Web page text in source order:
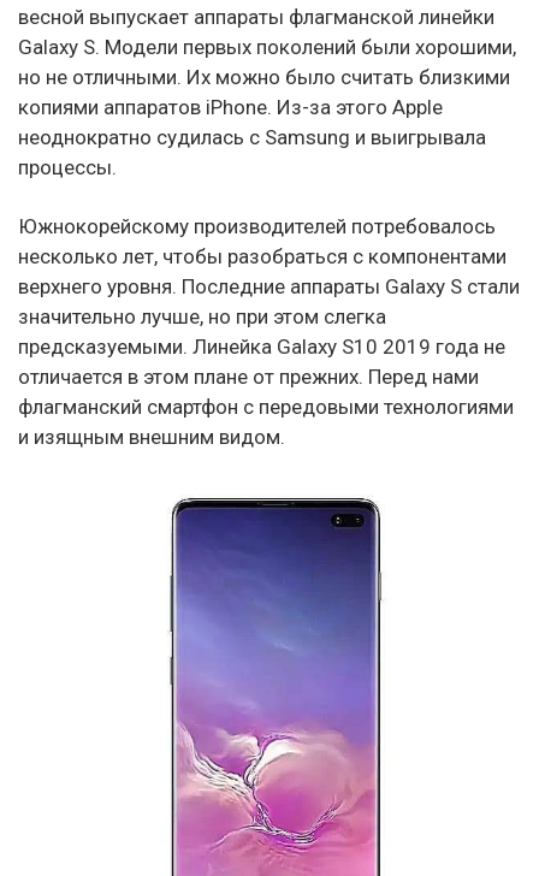
весной выпускает аппараты флагманской линейки
Galaxy S. Модели первых поколений были хорошими,
но не отличными. Их можно было считать близкими
копиями аппаратов iPhone. Из-за этого Apple
неоднократно судилась с Samsung и выигрывала
процессы.
Южнокорейскому производителей потребовалось
несколько лет, чтобы разобраться с компонентами
верхнего уровня. Последние аппараты Galaxy S стали
значительно лучше, но при этом слегка
предсказуемыми. Линейка Galaxy S10 2019 года не
отличается в этом плане от прежних. Перед нами
флагманский смартфон с передовыми технологиями
и изящным внешним видом.